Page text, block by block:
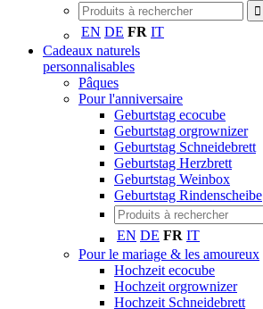
EN DE FR IT
Cadeaux naturels
personnalisables
Pâques
Pour l'anniversaire
Geburtstag ecocube
Geburtstag orgrownizer
Geburtstag Schneidebrett
Geburtstag Herzbrett
Geburtstag Weinbox
Geburtstag Rindenscheibe
EN DE FR IT
Pour le mariage & les amoureux
Hochzeit ecocube
Hochzeit orgrownizer
Hochzeit Schneidebrett